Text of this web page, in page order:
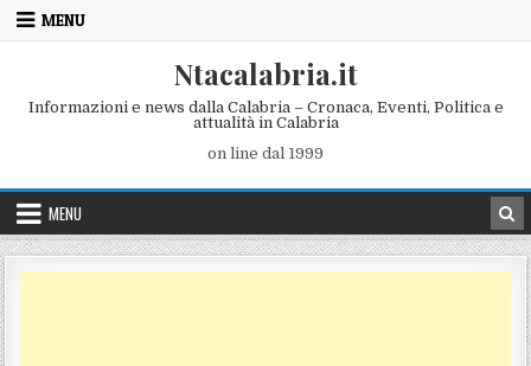
Skip to content
MENU
Ntacalabria.it
Informazioni e news dalla Calabria – Cronaca, Eventi, Politica e
attualità in Calabria
on line dal 1999
MENU